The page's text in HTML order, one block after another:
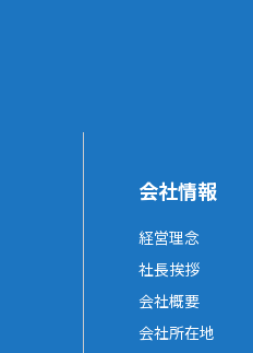
会社情報
経営理念
社長挨拶
会社概要
会社所在地